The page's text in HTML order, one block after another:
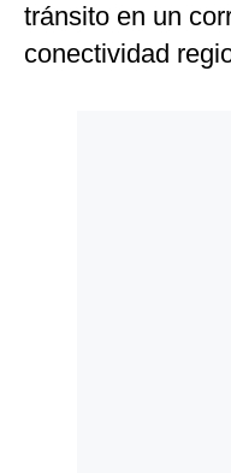
tránsito en un
conectividad